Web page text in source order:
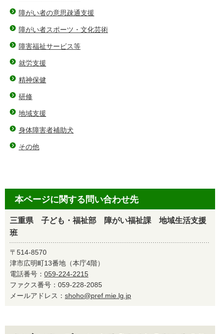
障がい者の意思疎通支援
障がい者スポーツ・文化芸術
障害福祉サービス等
就労支援
精神保健
研修
地域支援
身体障害者補助犬
その他
本ページに関する問い合わせ先
三重県 子ども・福祉部 障がい福祉課 地域生活支援
班
〒514-8570
津市広明町13番地（本庁4階）
電話番号： 059-224-2215
ファクス番号：059-228-2085
メールアドレス： shoho@pref.mie.lg.jp